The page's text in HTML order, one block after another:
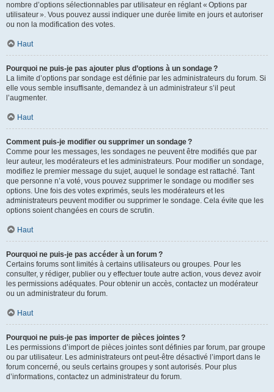
nombre d’options sélectionnables par utilisateur en réglant « Options par
utilisateur ». Vous pouvez aussi indiquer une durée limite en jours et autoriser
ou non la modification des votes.
Haut
Pourquoi ne puis-je pas ajouter plus d’options à un sondage ?
La limite d’options par sondage est définie par les administrateurs du forum. Si
elle vous semble insuffisante, demandez à un administrateur s’il peut
l’augmenter.
Haut
Comment puis-je modifier ou supprimer un sondage ?
Comme pour les messages, les sondages ne peuvent être modifiés que par
leur auteur, les modérateurs et les administrateurs. Pour modifier un sondage,
modifiez le premier message du sujet, auquel le sondage est rattaché. Tant
que personne n’a voté, vous pouvez supprimer le sondage ou modifier ses
options. Une fois des votes exprimés, seuls les modérateurs et les
administrateurs peuvent modifier ou supprimer le sondage. Cela évite que les
options soient changées en cours de scrutin.
Haut
Pourquoi ne puis-je pas accéder à un forum ?
Certains forums sont limités à certains utilisateurs ou groupes. Pour les
consulter, y rédiger, publier ou y effectuer toute autre action, vous devez avoir
les permissions adéquates. Pour obtenir un accès, contactez un modérateur
ou un administrateur du forum.
Haut
Pourquoi ne puis-je pas importer de pièces jointes ?
Les permissions d’import de pièces jointes sont définies par forum, par groupe
ou par utilisateur. Les administrateurs ont peut-être désactivé l’import dans le
forum concerné, ou seuls certains groupes y sont autorisés. Pour plus
d’informations, contactez un administrateur du forum.